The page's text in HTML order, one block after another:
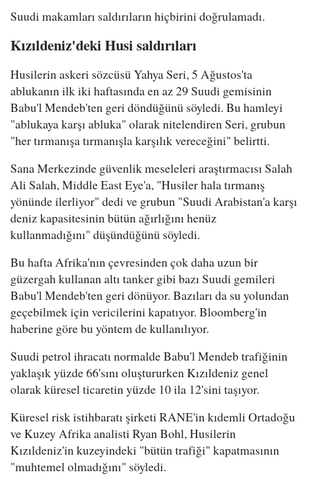
Suudi makamları saldırıların hiçbirini doğrulamadı.
Kızıldeniz'deki Husi saldırıları
Husilerin askeri sözcüsü Yahya Seri, 5 Ağustos'ta
ablukanın ilk iki haftasında en az 29 Suudi gemisinin
Babu'l Mendeb'ten geri döndüğünü söyledi. Bu hamleyi
"ablukaya karşı abluka" olarak nitelendiren Seri, grubun
"her tırmanışa tırmanışla karşılık vereceğini" belirtti.
Sana Merkezinde güvenlik meseleleri araştırmacısı Salah
Ali Salah, Middle East Eye'a, "Husiler hala tırmanış
yönünde ilerliyor" dedi ve grubun "Suudi Arabistan'a karşı
deniz kapasitesinin bütün ağırlığını henüz
kullanmadığını" düşündüğünü söyledi.
Bu hafta Afrika'nın çevresinden çok daha uzun bir
güzergah kullanan altı tanker gibi bazı Suudi gemileri
Babu'l Mendeb'ten geri dönüyor. Bazıları da su yolundan
geçebilmek için vericilerini kapatıyor. Bloomberg'in
haberine göre bu yöntem de kullanılıyor.
Suudi petrol ihracatı normalde Babu'l Mendeb trafiğinin
yaklaşık yüzde 66'sını oluştururken Kızıldeniz genel
olarak küresel ticaretin yüzde 10 ila 12'sini taşıyor.
Küresel risk istihbaratı şirketi RANE'in kıdemli Ortadoğu
ve Kuzey Afrika analisti Ryan Bohl, Husilerin
Kızıldeniz'in kuzeyindeki "bütün trafiği" kapatmasının
"muhtemel olmadığını" söyledi.